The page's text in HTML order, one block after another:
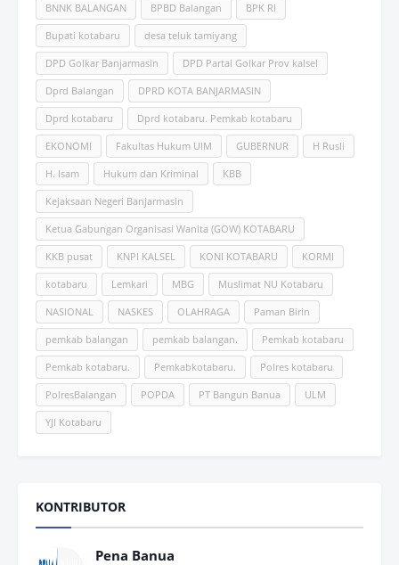
BNNK BALANGAN BPBD Balangan BPK RI
Bupati kotabaru desa teluk tamiyang
DPD Golkar Banjarmasin DPD Partai Golkar Prov kalsel
Dprd Balangan DPRD KOTA BANJARMASIN
Dprd kotabaru Dprd kotabaru. Pemkab kotabaru
EKONOMI Fakultas Hukum UlM GUBERNUR H Rusli
H. Isam Hukum dan Kriminal KBB
Kejaksaan Negeri Banjarmasin
Ketua Gabungan Organisasi Wanita (GOW) KOTABARU
KKB pusat KNPI KALSEL KONI KOTABARU KORMI
kotabaru Lemkari MBG Muslimat NU Kotabaru
NASIONAL NASKES OLAHRAGA Paman Birin
pemkab balangan pemkab balangan. Pemkab kotabaru
Pemkab kotabaru. Pemkabkotabaru. Polres kotabaru
PolresBalangan POPDA PT Bangun Banua ULM
YJI Kotabaru
KONTRIBUTOR
Pena Banua